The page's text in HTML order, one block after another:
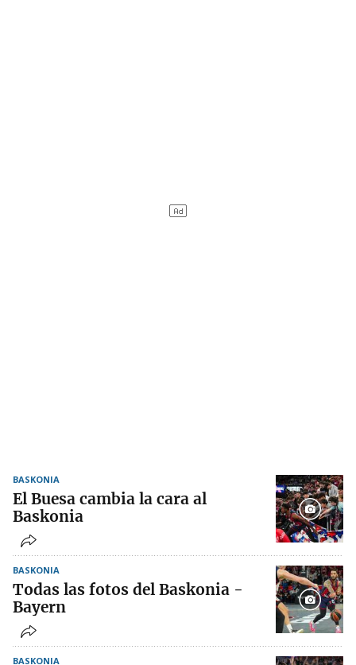
BASKONIA
El Buesa cambia la cara al
Baskonia
BASKONIA
Todas las fotos del Baskonia -
Bayern
BASKONIA